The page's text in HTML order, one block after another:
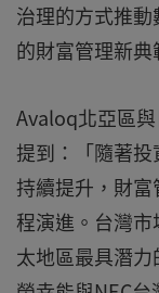
治理的方式推
的財富管理新典
Avaloq北亞區
提到：「隨著
持續提升，財
程演進。台灣
太地區最具潛